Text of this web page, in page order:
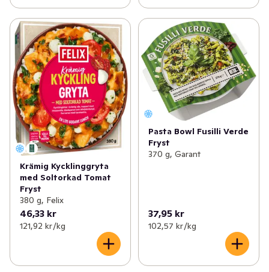
Krämig Kycklinggryta
med Soltorkad Tomat
Fryst
380 g, Felix
46,33 kr
121,92 kr /kg
Pasta Bowl Fusilli Verde
Fryst
370 g, Garant
37,95 kr
102,57 kr /kg